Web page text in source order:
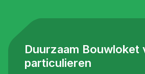
Duurzaam Bouwloket
particulieren